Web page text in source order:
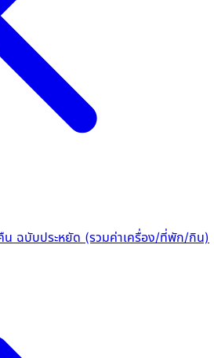
ฉบับประหยัด (รวมค่าเครื่อง/ที่พัก/กิน)